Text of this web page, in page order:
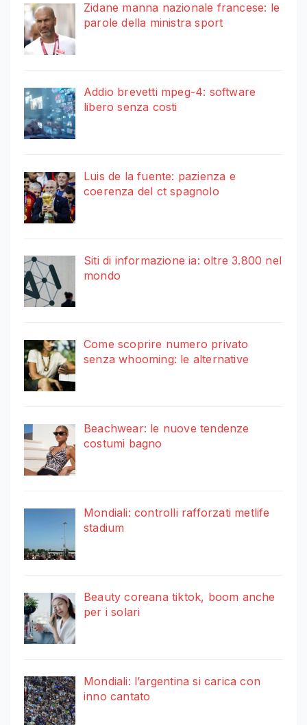
Zidane manna nazionale francese: le
parole della ministra sport
Addio brevetti mpeg-4: software
libero senza costi
Luis de la fuente: pazienza e
coerenza del ct spagnolo
Siti di informazione ia: oltre 3.800 nel
mondo
Come scoprire numero privato
senza whooming: le alternative
Beachwear: le nuove tendenze
costumi bagno
Mondiali: controlli rafforzati metlife
stadium
Beauty coreana tiktok, boom anche
per i solari
Mondiali: l’argentina si carica con
inno cantato